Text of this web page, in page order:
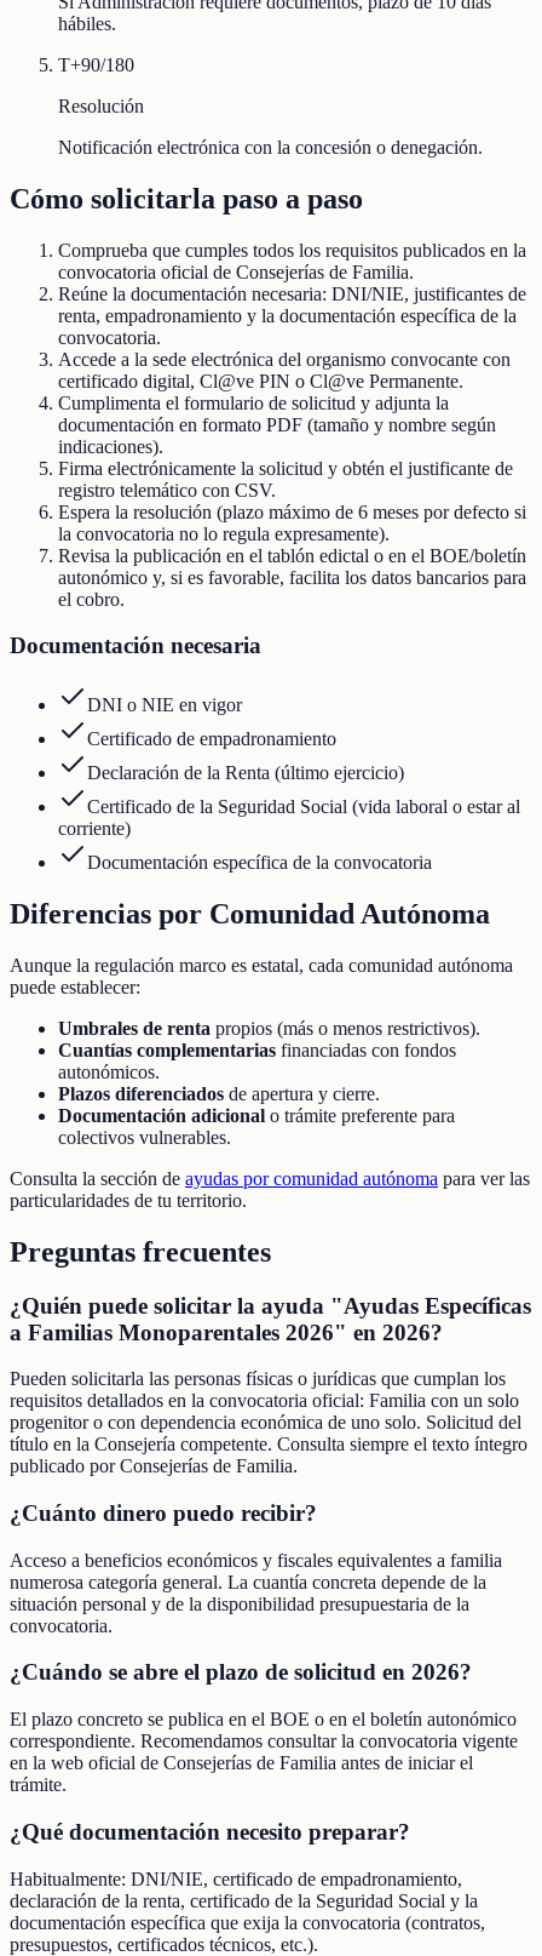
hábiles.
T+90/180
Resolución
Notificación electrónica con la concesión o denegación.
Cómo solicitarla paso a paso
Comprueba que cumples todos los requisitos publicados en la
convocatoria oficial de Consejerías de Familia.
Reúne la documentación necesaria: DNI/NIE, justificantes de
renta, empadronamiento y la documentación específica de la
convocatoria.
Accede a la sede electrónica del organismo convocante con
certificado digital, Cl@ve PIN o Cl@ve Permanente.
Cumplimenta el formulario de solicitud y adjunta la
documentación en formato PDF (tamaño y nombre según
indicaciones).
Firma electrónicamente la solicitud y obtén el justificante de
registro telemático con CSV.
Espera la resolución (plazo máximo de 6 meses por defecto si
la convocatoria no lo regula expresamente).
Revisa la publicación en el tablón edictal o en el BOE/boletín
autonómico y, si es favorable, facilita los datos bancarios para
el cobro.
Documentación necesaria
DNI o NIE en vigor
Certificado de empadronamiento
Declaración de la Renta (último ejercicio)
Certificado de la Seguridad Social (vida laboral o estar al
corriente)
Documentación específica de la convocatoria
Diferencias por Comunidad Autónoma
Aunque la regulación marco es estatal, cada comunidad autónoma
puede establecer:
Umbrales de renta propios (más o menos restrictivos).
Cuantías complementarias financiadas con fondos
autonómicos.
Plazos diferenciados de apertura y cierre.
Documentación adicional o trámite preferente para
colectivos vulnerables.
Consulta la sección de ayudas por comunidad autónoma para ver las
particularidades de tu territorio.
Preguntas frecuentes
¿Quién puede solicitar la ayuda "Ayudas Específicas
a Familias Monoparentales 2026" en 2026?
Pueden solicitarla las personas físicas o jurídicas que cumplan los
requisitos detallados en la convocatoria oficial: Familia con un solo
progenitor o con dependencia económica de uno solo. Solicitud del
título en la Consejería competente. Consulta siempre el texto íntegro
publicado por Consejerías de Familia.
¿Cuánto dinero puedo recibir?
Acceso a beneficios económicos y fiscales equivalentes a familia
numerosa categoría general. La cuantía concreta depende de la
situación personal y de la disponibilidad presupuestaria de la
convocatoria.
¿Cuándo se abre el plazo de solicitud en 2026?
El plazo concreto se publica en el BOE o en el boletín autonómico
correspondiente. Recomendamos consultar la convocatoria vigente
en la web oficial de Consejerías de Familia antes de iniciar el
trámite.
¿Qué documentación necesito preparar?
Habitualmente: DNI/NIE, certificado de empadronamiento,
declaración de la renta, certificado de la Seguridad Social y la
documentación específica que exija la convocatoria (contratos,
presupuestos, certificados técnicos, etc.).